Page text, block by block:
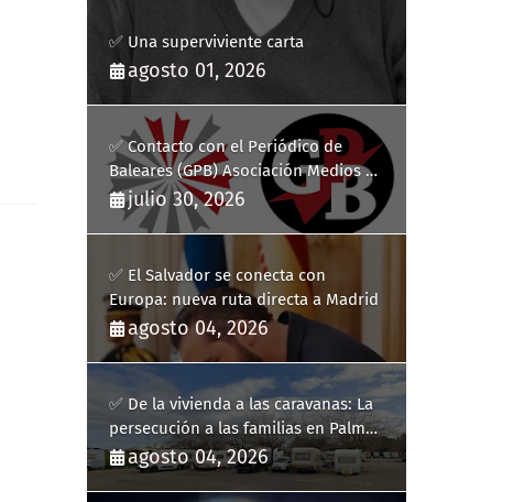
✅ Una superviviente carta
agosto 01, 2026
✅ Contacto con el Periódico de
Baleares (GPB) Asociación Medios de
Comunicación Digitales
julio 30, 2026
✅ El Salvador se conecta con
Europa: nueva ruta directa a Madrid
agosto 04, 2026
✅ De la vivienda a las caravanas: La
persecución a las familias en Palma
y la complicidad de un fracaso
heredado
agosto 04, 2026